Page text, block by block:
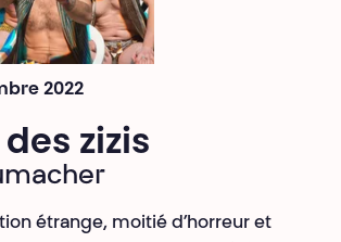
2022
zizis
étrange, moitié d’horreur et